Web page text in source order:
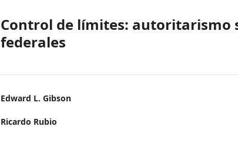
Control de límites: autoritarismo
federales
Edward L. Gibson
Ricardo Rubio